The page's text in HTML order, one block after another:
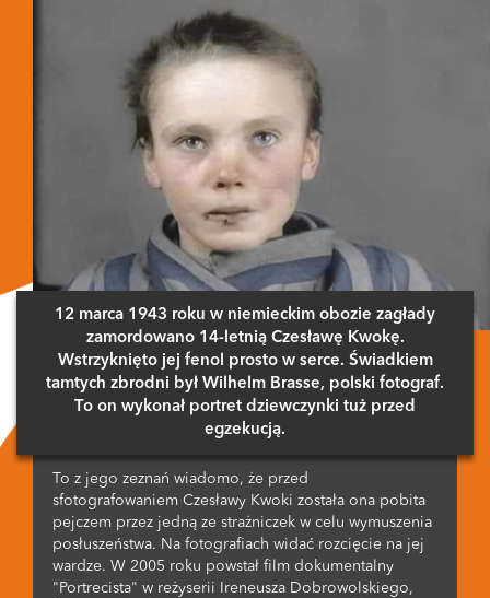
12 marca 1943 roku w niemieckim obozie zagłady
zamordowano 14-letnią Czesławę Kwokę.
Wstrzyknięto jej fenol prosto w serce. Świadkiem
tamtych zbrodni był Wilhelm Brasse, polski fotograf.
To on wykonał portret dziewczynki tuż przed
egzekucją.
To z jego zeznań wiadomo, że przed
sfotografowaniem Czesławy Kwoki została ona pobita
pejczem przez jedną ze strażniczek w celu wymuszenia
posłuszeństwa. Na fotografiach widać rozcięcie na jej
wardze. W 2005 roku powstał film dokumentalny
"Portrecista" w reżyserii Ireneusza Dobrowolskiego,